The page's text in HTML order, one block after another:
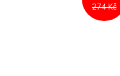
274 Kč